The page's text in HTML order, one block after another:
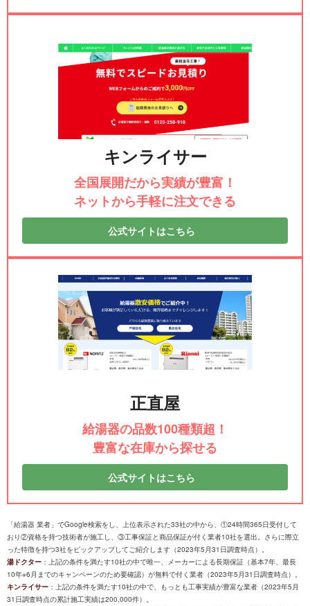
キンライサー
全国展開だから実績が豊富！
ネットから手軽に注文できる
公式サイトはこちら
正直屋
給湯器の品数100種類超！
豊富な在庫から探せる
公式サイトはこちら
「給湯器 業者」でGoogle検索をし、上位表示された33社の中から、①24時間365日受付して
おり②資格を持つ技術者が施工し、③工事保証と商品保証が付く業者10社を選出。さらに際立
った特徴を持つ3社をピックアップしてご紹介します（2023年5月31日調査時点）。
湯ドクター ：上記の条件を満たす10社の中で唯一、メーカーによる長期保証（基本7年、最長
10年※6月までのキャンペーンのため要確認）が無料で付く業者（2023年5月31日調査時点）。
キンライサー ：上記の条件を満たす10社の中で、もっとも工事実績が豊富な業者（2023年5月
31日調査時点の累計施工実績は200,000件）。